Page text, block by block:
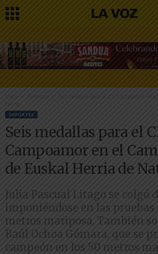
Inicio
Seis medallas para el CD Campoamor en
Herria...
DEPORTES
Seis medallas para el
Campoamor en el
de Euskal Herria de
Julia Pascual Litago se colgó
imponiéndose en las pruebas
metros mariposa. También
Raúl Ochoa Gómara, que se
campeón en los 50 metros